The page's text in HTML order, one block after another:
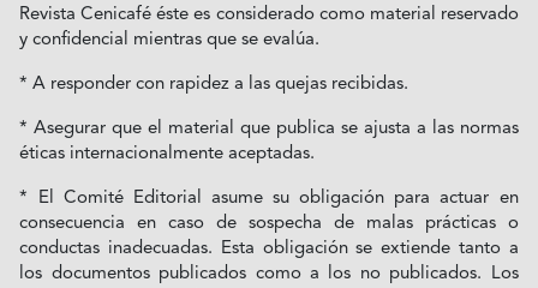
Revista Cenicafé éste es considerado como material reservado
y confidencial mientras que se evalúa.
* A responder con rapidez a las quejas recibidas.
* Asegurar que el material que publica se ajusta a las normas
éticas internacionalmente aceptadas.
* El Comité Editorial asume su obligación para actuar en
consecuencia en caso de sospecha de malas prácticas o
conductas inadecuadas. Esta obligación se extiende tanto a
los documentos publicados como a los no publicados. Los